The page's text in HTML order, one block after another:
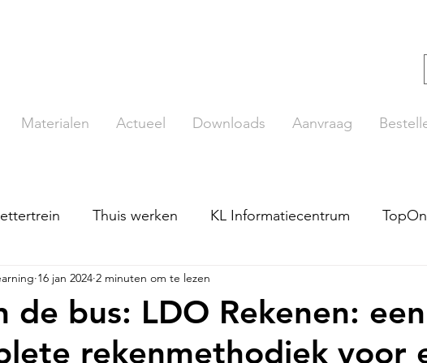
Materialen Actueel Downloads Aanvraag
Thuis werken KL Informatiecentrum
Beroepenplaat
TopTopo De Getallentrein Online lezen
de bus: LDO Rekenen: een
rekenmethodiek voor
16 jan 2024 2 minuten om te lezen